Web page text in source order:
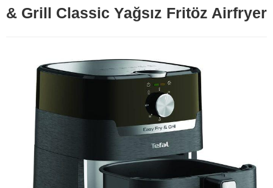
& Grill Classic Yağsız Fritöz Airfryer